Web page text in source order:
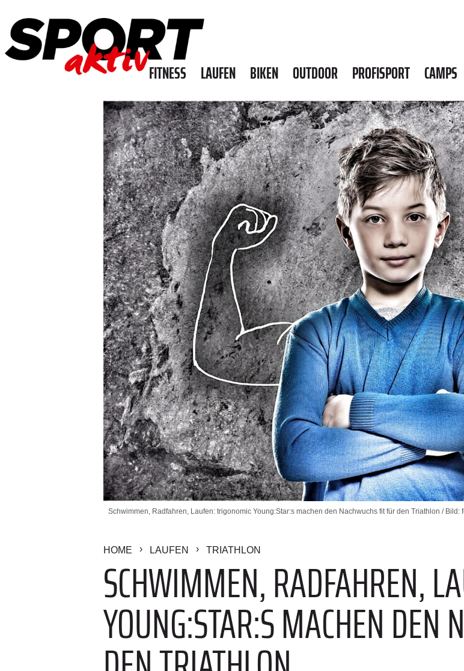
FITNESS LAUFEN BIKEN OUTDOOR PROFISPORT CAMPS
Schwimmen, Radfahren, Laufen: trigonomic Young:Star:s machen den Nachwuchs fit für den Triathlon / Bild:
HOME LAUFEN TRIATHLON
SCHWIMMEN, RADFAHREN,
YOUNG:STAR:S MACHEN DEN